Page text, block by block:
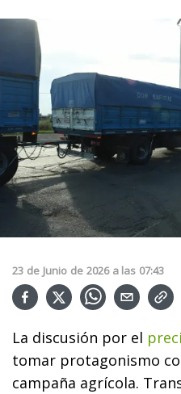
23 de Junio de 2026 a las 07:43
La discusión por el
tomar protagonismo
campaña agrícola.